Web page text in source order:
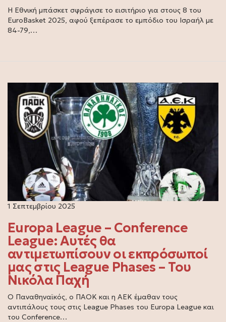
Η Εθνική μπάσκετ σφράγισε το εισιτήριο για στους 8 του
EuroBasket 2025, αφού ξεπέρασε το εμπόδιο του Ισραήλ με
84-79,…
1 Σεπτεμβρίου 2025
Europa League – Conference
League: Αυτές θα
αντιμετωπίσουν οι εκπρόσωποί
μας στις League Phases – Του
Νικόλα Παχή
Ο Παναθηναϊκός, ο ΠΑΟΚ και η ΑΕΚ έμαθαν τους
αντιπάλους τους στις League Phases του Europa League και
του Conference…